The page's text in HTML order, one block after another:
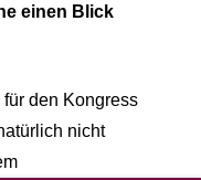
einen Blick
den Kongress
nicht